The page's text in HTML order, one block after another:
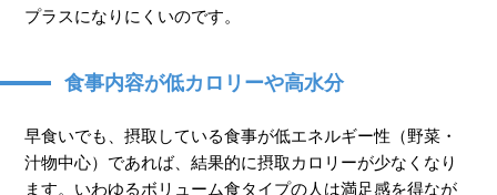
プラスになりにくいのです。
食事内容が低カロリーや高水分
早食いでも、摂取している食事が低エネルギー性（野菜・
汁物中心）であれば、結果的に摂取カロリーが少なくなり
ます。いわゆるボリューム食タイプの人は満足感を得なが